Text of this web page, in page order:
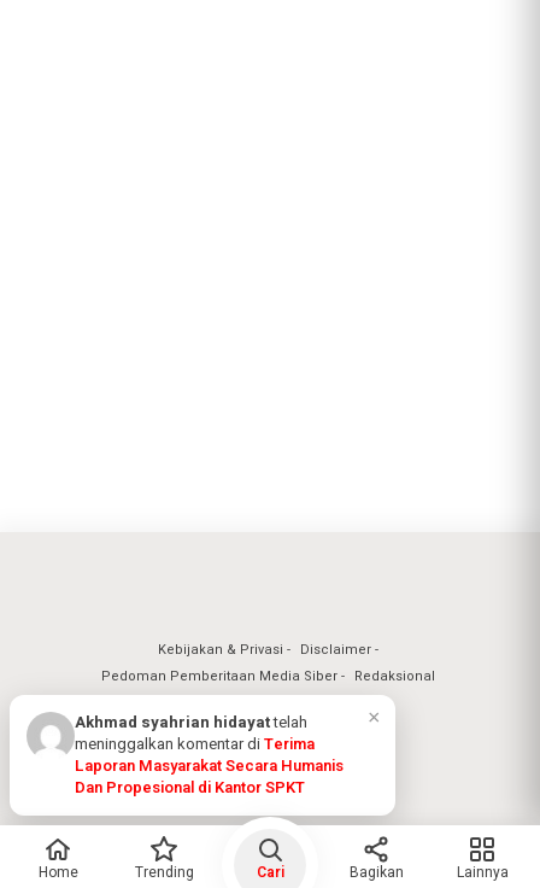
Kebijakan & Privasi
Disclaimer
Pedoman Pemberitaan Media Siber
Redaksional
Nuansa Realita Jaya 2026
Home Trending Cari Bagikan Lainnya